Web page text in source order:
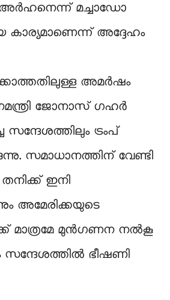
അർഹനെന്ന് മച്ചാഡോ
അദ്ദേഹം
അമർഷം
ജോനാസ് ഗഹർ
സന്ദേശത്തിലും ട്രംപ്
സമാധാനത്തിന് വേണ്ടി
ഇനി
അമേരിക്കയുടെ
മാത്രമേ മുൻഗണന നൽകൂ
സന്ദേശത്തിൽ ഭീഷണി